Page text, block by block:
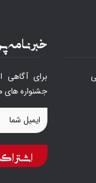
خبرنامه
برای
جشنواره های